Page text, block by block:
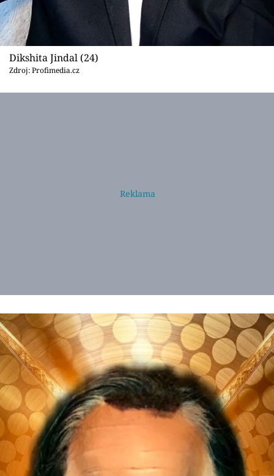
Dikshita Jindal (24)
Zdroj: Profimedia.cz